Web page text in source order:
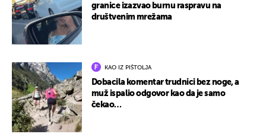
granice izazvao burnu raspravu na
društvenim mrežama
KAO IZ PIŠTOLJA
Dobacila komentar trudnici bez noge, a
muž ispalio odgovor kao da je samo
čekao…